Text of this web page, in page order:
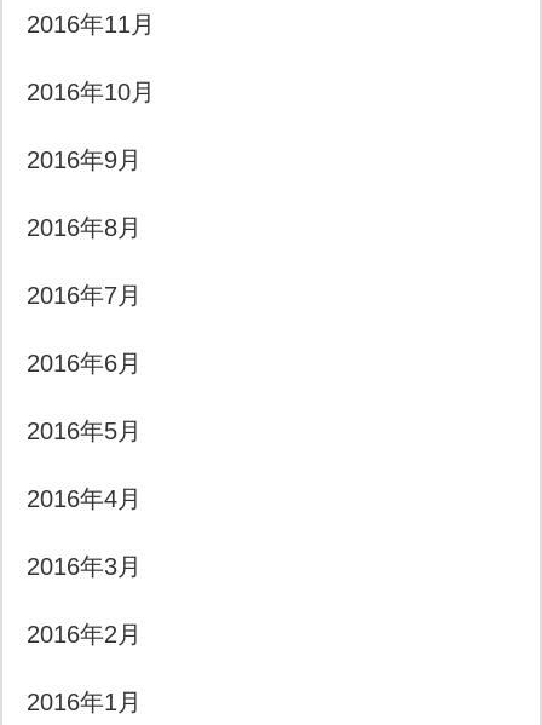
2016年11月
2016年10月
2016年9月
2016年8月
2016年7月
2016年6月
2016年5月
2016年4月
2016年3月
2016年2月
2016年1月